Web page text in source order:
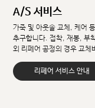
A/S 서비스
가죽 및 아웃솔 교체, 케어
추구합니다. 접착, 재봉, 부
외 리페어 공정의 경우 교체
리페어 서비스 안내